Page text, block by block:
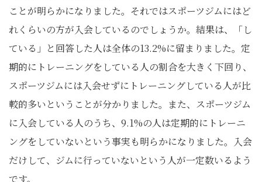
ことが明らかになりました。それではスポーツジムにはど
れくらいの方が入会しているのでしょうか。結果は、「し
ている」と回答した人は全体の13.2%に留まりました。定
期的にトレーニングをしている人の割合を大きく下回り、
スポーツジムには入会せずにトレーニングしている人が比
較的多いということが分かりました。また、スポーツジム
に入会している人のうち、9.1%の人は定期的にトレーニ
ングをしていないという事実も明らかになりました。入会
だけして、ジムに行っていないという人が一定数いるよう
です。